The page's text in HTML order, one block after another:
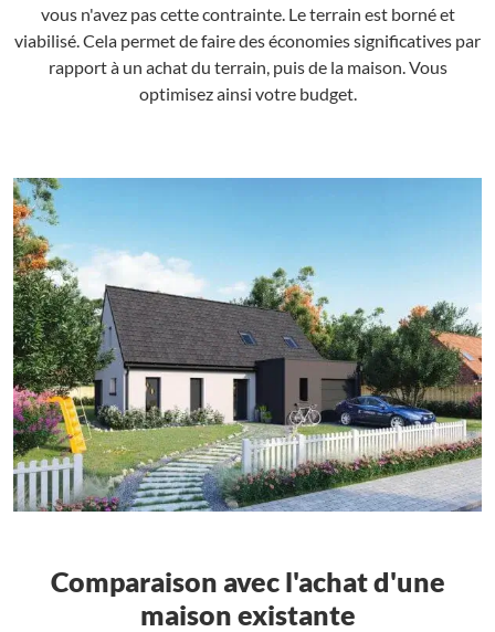
vous n'avez pas cette contrainte. Le terrain est borné et
viabilisé. Cela permet de faire des économies significatives par
rapport à un achat du terrain, puis de la maison. Vous
optimisez ainsi votre budget.
Comparaison avec l'achat d'une
maison existante